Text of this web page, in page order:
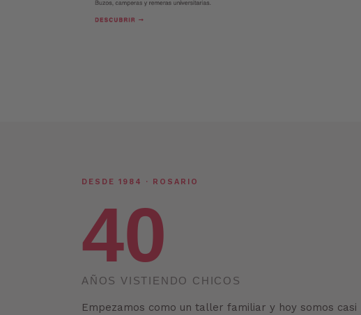
DESDE 1984 · ROSARIO
40
AÑOS VISTIENDO CHICOS
Empezamos como un taller familiar y hoy somos casi